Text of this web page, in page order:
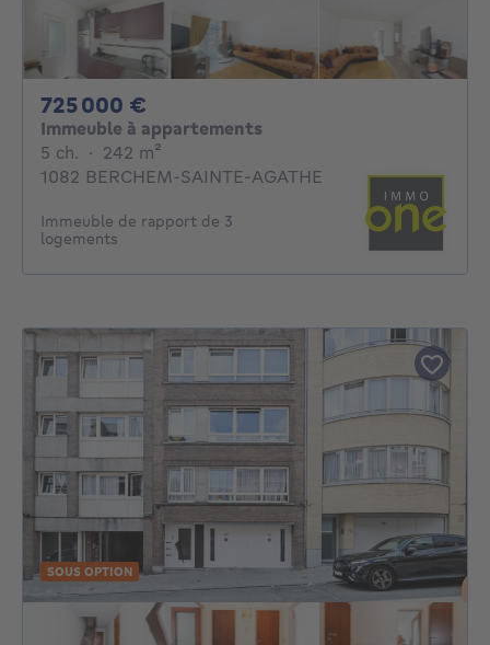
725 000 €
Immeuble à appartements
5 ch. 5 chambres
· 242 m²
1082 BERCHEM-SAINTE-AGATHE
Immeuble de rapport de 3
logements
SOUS OPTION